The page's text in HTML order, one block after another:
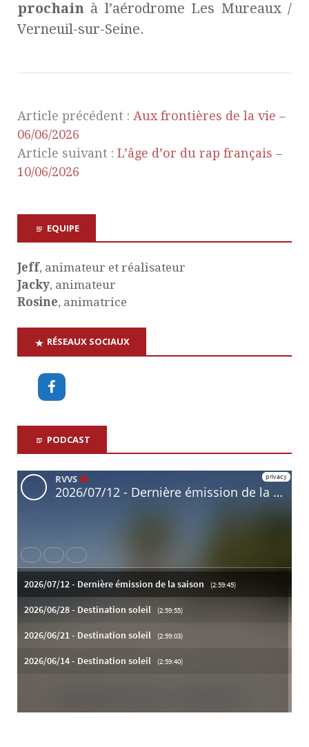
prochain à l’aérodrome Les Mureaux /
Verneuil-sur-Seine.
Article précédent : Aux frontières de la vie –
06/06/2026
Article suivant : L’âge d’or du rap français –
10/06/2026
EQUIPE
Jeff, animateur et réalisateur
Jacky, animateur
Rosine, animatrice
RÉSEAUX SOCIAUX
PODCAST